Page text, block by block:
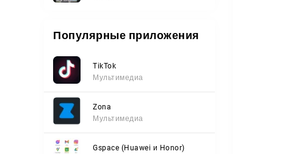
Популярные приложения
TikTok
Мультимедиа
Zona
Мультимедиа
Gspace (Huawei и Honor)